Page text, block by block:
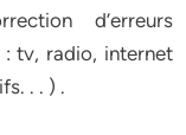
d’erreurs
tv, radio, internet
. . ) .